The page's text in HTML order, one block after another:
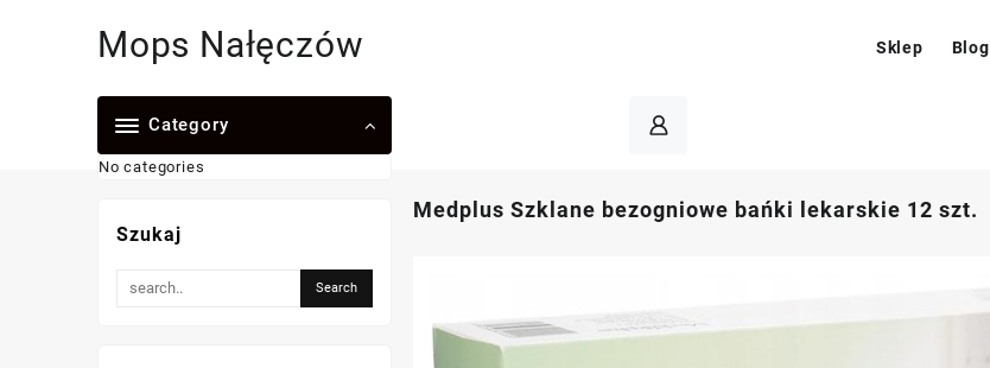
Mops Nałęczów Sklep Blog
Category
No categories
Medplus Szklane bezogniowe bańki lekarskie 12 szt.
Szukaj